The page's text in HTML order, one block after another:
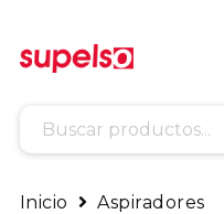
Inicio  Aspiradores